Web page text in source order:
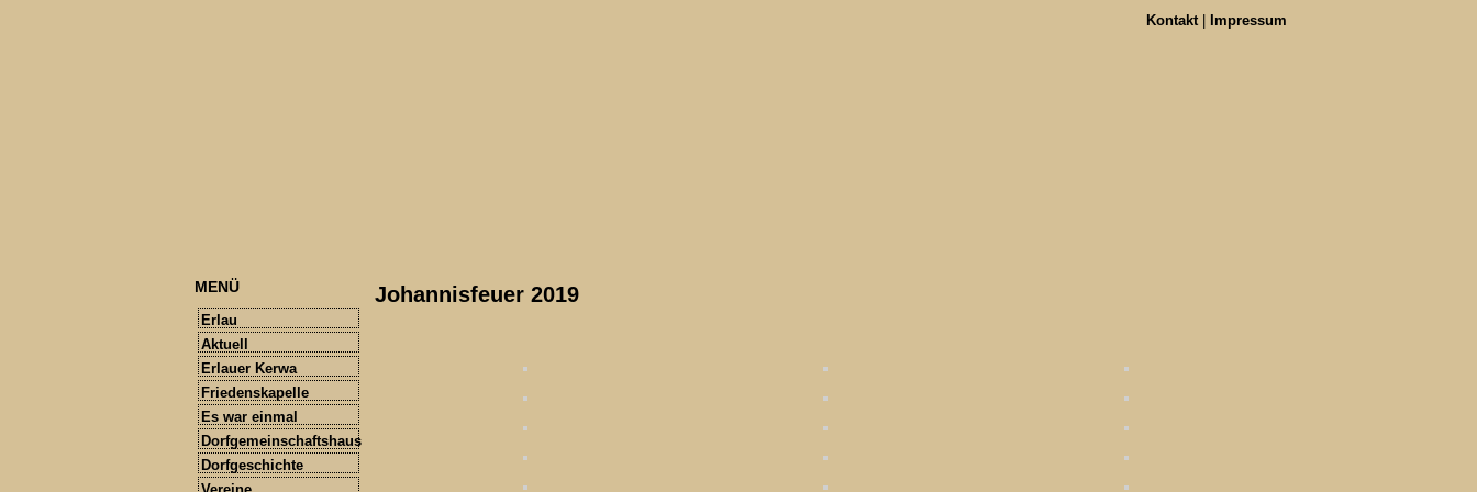
Kontakt| Impressum
Johannisfeuer 2019
MENÜ
Erlau
Aktuell
Erlauer Kerwa
Friedenskapelle
Es war einmal
Dorfgemeinschaftshaus
Dorfgeschichte